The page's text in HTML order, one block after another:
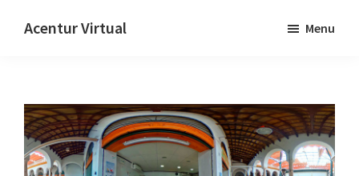
Acentur Virtual Menu